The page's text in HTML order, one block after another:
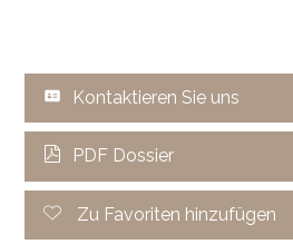
Kontaktieren Sie uns
PDF Dossier
Zu Favoriten hinzufügen